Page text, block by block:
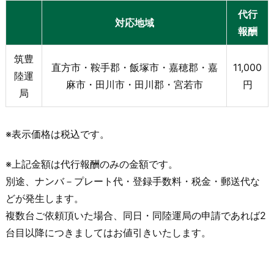
対応地域
代行
報酬
筑豊
陸運
局
直方市・鞍手郡・飯塚市・嘉穂郡・嘉
麻市・田川市・田川郡・宮若市
11,000
円
※表示価格は税込です。
※上記金額は代行報酬のみの金額です。
別途、ナンバ－プレート代・登録手数料・税金・郵送代な
どが発生します。
複数台ご依頼頂いた場合、同日・同陸運局の申請であれば2
台目以降につきましてはお値引きいたします。